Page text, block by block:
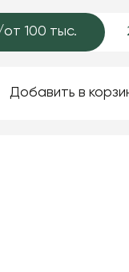
100 тыс.
Добавить в